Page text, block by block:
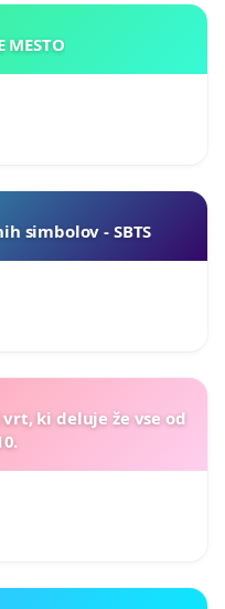
KAMNIK MOJE MESTO
simbolov - SBTS
ki deluje že vse od